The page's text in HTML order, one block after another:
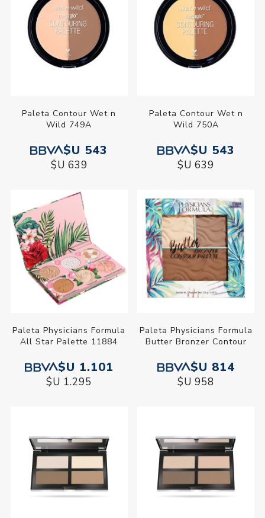
Paleta Contour Wet n
Wild 749A
$U 543
$U 639
Paleta Contour Wet n
Wild 750A
$U 543
$U 639
Paleta Physicians Formula
All Star Palette 11884
$U 1.101
$U 1.295
Paleta Physicians Formula
Butter Bronzer Contour
$U 814
$U 958